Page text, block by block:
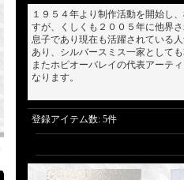
１９５４年より制作活動を開始し
すが、くしくも２００５年に他界
息子であり現在も活躍されている
あり、シルバースミス一家として
またホピオーバレイの代表アーテ
なります。
登録アイテム数: 5件